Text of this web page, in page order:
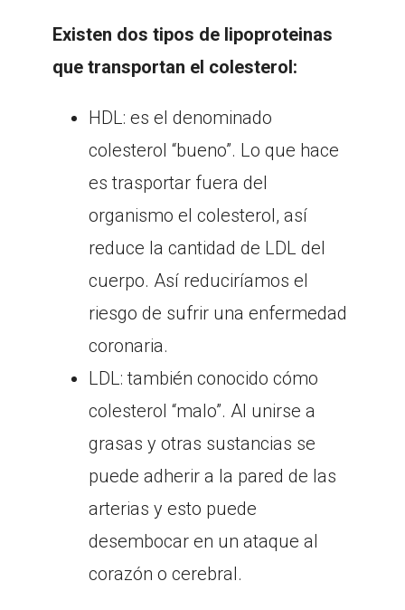
Existen dos tipos de lipoproteinas
que transportan el colesterol:
HDL: es el denominado
colesterol “bueno”. Lo que hace
es trasportar fuera del
organismo el colesterol, así
reduce la cantidad de LDL del
cuerpo. Así reduciríamos el
riesgo de sufrir una enfermedad
coronaria.
LDL: también conocido cómo
colesterol “malo”. Al unirse a
grasas y otras sustancias se
puede adherir a la pared de las
arterias y esto puede
desembocar en un ataque al
corazón o cerebral.